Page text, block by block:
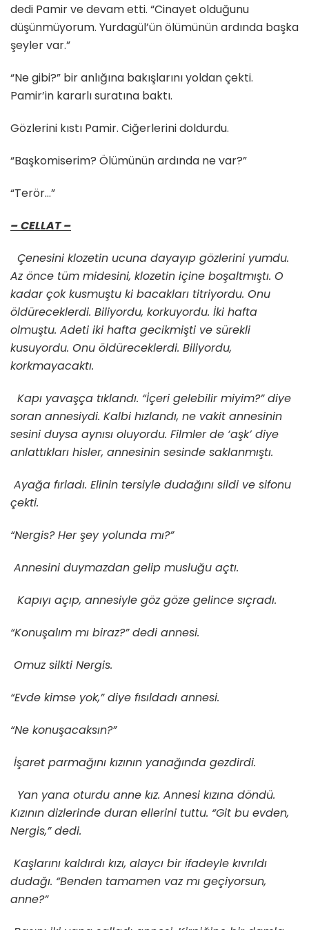
dedi Pamir ve devam etti. “Cinayet olduğunu
düşünmüyorum. Yurdagül’ün ölümünün ardında başka
şeyler var.”
“Ne gibi?” bir anlığına bakışlarını yoldan çekti.
Pamir’in kararlı suratına baktı.
Gözlerini kıstı Pamir. Ciğerlerini doldurdu.
“Başkomiserim? Ölümünün ardında ne var?”
“Terör…”
– CELLAT –
Çenesini klozetin ucuna dayayıp gözlerini yumdu.
Az önce tüm midesini, klozetin içine boşaltmıştı. O
kadar çok kusmuştu ki bacakları titriyordu. Onu
öldüreceklerdi. Biliyordu, korkuyordu. İki hafta
olmuştu. Adeti iki hafta gecikmişti ve sürekli
kusuyordu. Onu öldüreceklerdi. Biliyordu,
korkmayacaktı.
Kapı yavaşça tıklandı. “İçeri gelebilir miyim?” diye
soran annesiydi. Kalbi hızlandı, ne vakit annesinin
sesini duysa aynısı oluyordu. Filmler de ‘aşk’ diye
anlattıkları hisler, annesinin sesinde saklanmıştı.
Ayağa fırladı. Elinin tersiyle dudağını sildi ve sifonu
çekti.
“Nergis? Her şey yolunda mı?”
Annesini duymazdan gelip musluğu açtı.
Kapıyı açıp, annesiyle göz göze gelince sıçradı.
“Konuşalım mı biraz?” dedi annesi.
Omuz silkti Nergis.
“Evde kimse yok,” diye fısıldadı annesi.
“Ne konuşacaksın?”
İşaret parmağını kızının yanağında gezdirdi.
Yan yana oturdu anne kız. Annesi kızına döndü.
Kızının dizlerinde duran ellerini tuttu. “Git bu evden,
Nergis,” dedi.
Kaşlarını kaldırdı kızı, alaycı bir ifadeyle kıvrıldı
dudağı. “Benden tamamen vaz mı geçiyorsun,
anne?”